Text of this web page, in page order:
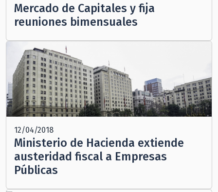
Mercado de Capitales y fija
reuniones bimensuales
12/04/2018
Ministerio de Hacienda extiende
austeridad fiscal a Empresas
Públicas